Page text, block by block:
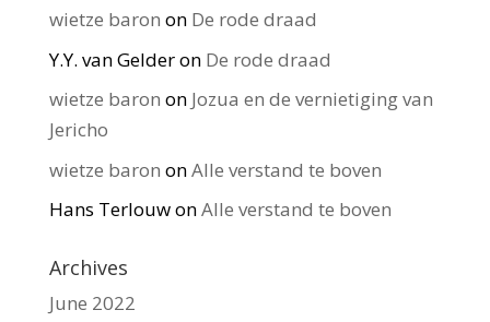
wietze baron on De rode draad
Y.Y. van Gelderon De rode draad
wietze baron on Jozua en de vernietiging van
Jericho
wietze baron onAlle verstand te boven
Hans TerlouwonAlle verstand te boven
Archives
June 2022